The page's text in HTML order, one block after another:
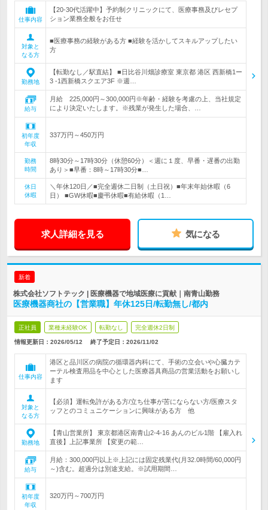
仕事内容
【20-30代活躍中】予約制クリニックにて、医療事務及びレセプ
ション業務全般をお任せ
対象と
なる方
■医療事務の経験がある方 ■経験を活かしてスキルアップしたい
方
勤務地
【転勤なし／駅直結】 ■日比谷川畑診療室 東京都 港区 西新橋1ー
3 -1西新橋スクエア3F ※週…
給与
月給 225,000円～300,000円※年齢・経験を考慮の上、当社規定
により決定いたします。※残業が発生した場合、…
初年度
年収
337万円～450万円
勤務
時間
8時30分～17時30分（休憩60分）＜週に１度、早番・遅番の出勤
あり＞■早番：8時～17時30分■…
休日
休暇
＼年休120日／■完全週休二日制（土日祝）■年末年始休暇（6
日） ■GW休暇■慶弔休暇■有給休暇（1…
求人詳細を見る 気になる
新着
株式会社ソフトテック | 医療機器で地域医療に貢献｜南青山勤務
医療機器商社の【営業職】年休125日/転勤無し/都内
正社員 業種未経験OK 転勤なし 完全週休2日制
情報更新日：2026/05/12 終了予定日： 2026/11/02
仕事内容
港区と品川区の病院の循環器内科にて、手術の立会いや心臓カテ
ーテル検査用品を中心とした医療器具商品の営業活動をお願いし
ます
対象と
なる方
【必須】運転免許がある方/立ち仕事が苦にならない方/医療スタ
ッフとのコミュニケーションに興味がある方 他
勤務地
【青山営業所】 東京都港区南青山2-4-16 あんのビル1階 【雇入れ
直後】上記事業所 【変更の範…
給与
月給：300,000円以上※上記には固定残業代(月32.0時間/60,000円
～)含む。超過分は別途支給。※試用期間…
初年度
年収
320万円～700万円